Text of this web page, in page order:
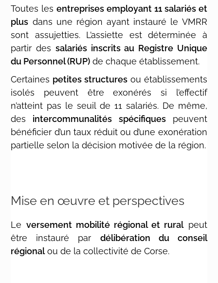
Toutes lesentreprises employant 11 salariés et
plus dans une région ayant instauré le VMRR
sont assujetties. L’assiette est déterminée à
partir des salariés inscrits au Registre Unique
du Personnel (RUP) de chaque établissement.
Certaines petites structures ou établissements
isolés peuvent être exonérés si l’effectif
n’atteint pas le seuil de 11 salariés. De même,
des intercommunalités spécifiquespeuvent
bénéficier d’un taux réduit ou d’une exonération
partielle selon la décision motivée de la région.
Mise en œuvre et perspectives
Le versement mobilité régional et ruralpeut
être instauré par délibération du conseil
régionalou de la collectivité de Corse.